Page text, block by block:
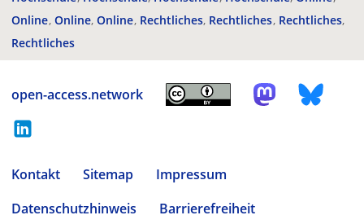
Online Online Online Rechtliches Rechtliches Rechtliches
Rechtliches
open-access.network
Kontakt Sitemap
Impressum
Datenschutzhinweis
Barrierefreiheit